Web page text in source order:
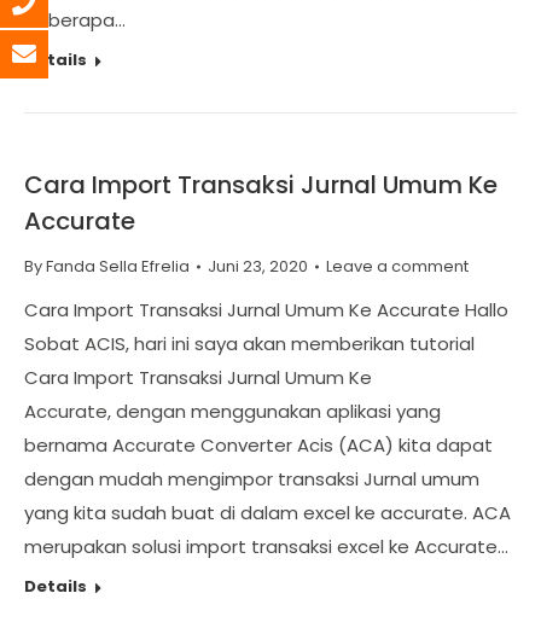
beberapa…
Details
Cara Import Transaksi Jurnal Umum Ke
Accurate
ByFanda Sella Efrelia Juni 23, 2020 Leave a comment
Cara Import Transaksi Jurnal Umum Ke Accurate Hallo
Sobat ACIS, hari ini saya akan memberikan tutorial
Cara Import Transaksi Jurnal Umum Ke
Accurate, dengan menggunakan aplikasi yang
bernama Accurate Converter Acis (ACA) kita dapat
dengan mudah mengimpor transaksi Jurnal umum
yang kita sudah buat di dalam excel ke accurate. ACA
merupakan solusi import transaksi excel ke Accurate…
Details